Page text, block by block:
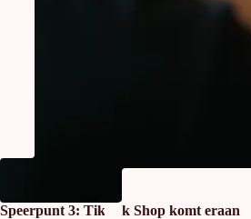
Speerpunt 3: TikTok Shop komt eraan